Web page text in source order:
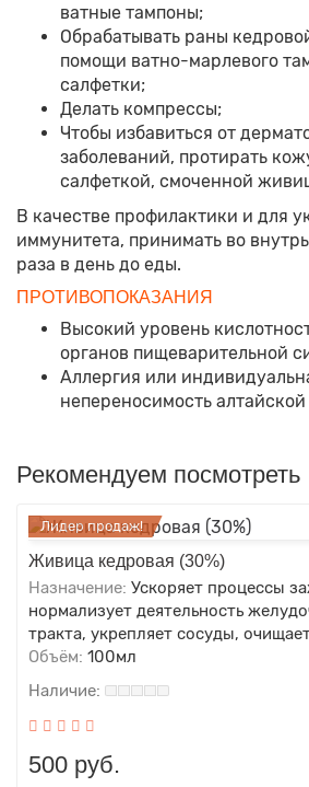
ватные тампоны;
Обрабатывать раны
помощи ватно-марлевого
салфетки;
Делать компрессы;
Чтобы избавиться от
заболеваний, протирать
салфеткой, смоченной
В качестве профилактики и для
иммунитета, принимать во
раза в день до еды.
ПРОТИВОПОКАЗАНИЯ
Высокий уровень
органов пищеварительной
Аллергия или
непереносимость
Рекомендуем посмотреть
Лидер продаж!
Живица кедровая (30%)
Назначение: Ускоряет процессы
нормализует деятельность
тракта, укрепляет сосуды,
Объём: 100мл
500 руб.